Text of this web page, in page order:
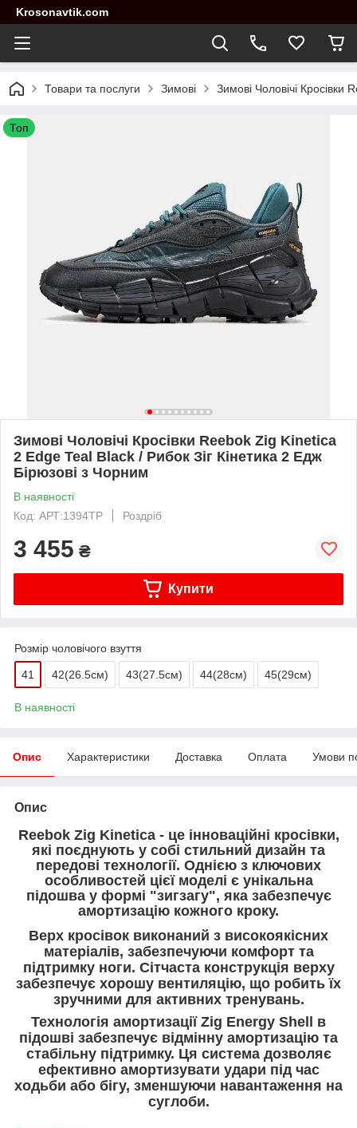
Krosonavtik.com
Товари та послуги Зимові Зимові Чоловічі
Топ
Зимові Чоловічі Кросівки Reebok Zig Kinetica
2 Edge Teal Black / Рибок Зіг Кінетика 2 Едж
Бірюзові з Чорним
В наявності
Код: АРТ:1394TP
Роздріб
3 455 ₴
Купити
Розмір чоловічого взуття
41 42(26.5см) 43(27.5см) 44(28cм) 45(29cм)
В наявності
Опис Характеристики Доставка Оплата Умови
Опис
Reebok Zig Kinetica - це інноваційні кросівки,
які поєднують у собі стильний дизайн та
передові технології. Однією з ключових
особливостей цієї моделі є унікальна
підошва у формі "зигзагу", яка забезпечує
амортизацію кожного кроку.
Верх кросівок виконаний з високоякісних
матеріалів, забезпечуючи комфорт та
підтримку ноги. Сітчаста конструкція верху
забезпечує хорошу вентиляцію, що робить їх
зручними для активних тренувань.
Технологія амортизації Zig Energy Shell в
підошві забезпечує відмінну амортизацію та
стабільну підтримку. Ця система дозволяє
ефективно амортизувати удари під час
ходьби або бігу, зменшуючи навантаження на
суглоби.